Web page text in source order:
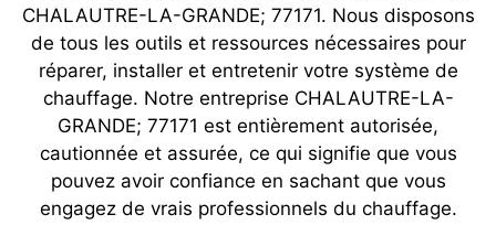
CHALAUTRE-LA-GRANDE; 77171. Nous disposons
de tous les outils et ressources nécessaires pour
réparer, installer et entretenir votre système de
chauffage. Notre entreprise CHALAUTRE-LA-
GRANDE; 77171 est entièrement autorisée,
cautionnée et assurée, ce qui signifie que vous
pouvez avoir confiance en sachant que vous
engagez de vrais professionnels du chauffage.